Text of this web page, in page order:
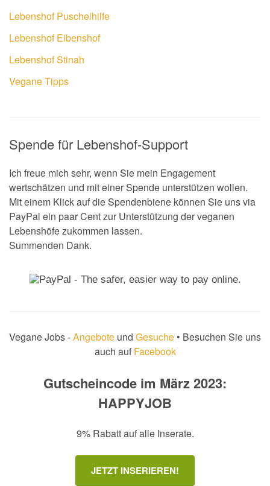
Lebenshof Puschelhilfe
Lebenshof Eibenshof
Lebenshof Stinah
Vegane Tipps
Spende für Lebenshof-Support
Ich freue mich sehr, wenn Sie mein Engagement
wertschätzen und mit einer Spende unterstützen wollen.
Mit einem Klick auf die Spendenbiene können Sie uns via
PayPal ein paar Cent zur Unterstützung der veganen
Lebenshöfe zukommen lassen.
Summenden Dank.
Vegane Jobs -Angebote und Gesuche • Besuchen Sie uns
auch auf Facebook
Gutscheincode im März 2023:
HAPPYJOB
9% Rabatt auf alle Inserate.
JETZT INSERIEREN!